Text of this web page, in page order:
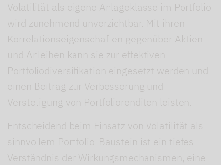
Volatilität als eigene Anlageklasse im Portfolio
wird zunehmend unverzichtbar. Mit ihren
Korrelationseigenschaften gegenüber Aktien
und Anleihen kann sie zur effektiven
Portfoliodiversifikation eingesetzt werden und
einen Beitrag zur Verbesserung und
Verstetigung von Portfoliorenditen leisten.
Entscheidend beim Einsatz von Volatilität als
sinnvollem Portfolio-Baustein ist ein tiefes
Verständnis der Wirkungsmechanismen, eine